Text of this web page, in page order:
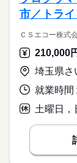
これまでのご
方！日々様々
一人にフォー
っと貴方が希
お仕事の特徴
働く人の待遇向
ン系） 環境：
す。 ご希望、
応募資格
【スキル】
での開発経験
用機系以外の
籍・年齢＝不
方も当社エン
い」「話を聞
にご応募くださ
交通費全額支給
期間・時間
職場の様子
業界 IT・
方！日々様々
一人にフォー
ングをする事
っと貴方が希
た 汎用系・オ
界は様々！》
庁・など業種
沿った業務を
テム（汎用機
ン系） 環境：
す。 ご希望、
案件をご紹介
応募資格
【スキル】
での開発経験
迎！ C言語、
用機系以外の
籍・年齢＝不
方も当社エン
い」「話を聞
市／トラ
ＣＳエコー株式
埼玉県さ
就業時間
土曜日，